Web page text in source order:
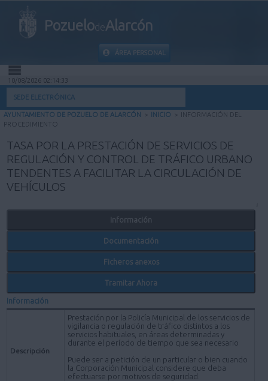
PozuelodeAlarcón
ÁREA PERSONAL
INICIO
INFORMACIÓN PÚBLICA
MI CARPETA
INFORMACIÓN MUNICIPAL
AYUDA
10/08/2026 02:14:33
SEDE ELECTRÓNICA
AYUNTAMIENTO DE POZUELO DE ALARCÓN > INICIO > INFORMACIÓN DEL
PROCEDIMIENTO
TASA POR LA PRESTACIÓN DE SERVICIOS DE
REGULACIÓN Y CONTROL DE TRÁFICO URBANO
TENDENTES A FACILITAR LA CIRCULACIÓN DE
VEHÍCULOS
Información
Documentación
Ficheros anexos
Tramitar Ahora
Información
Descripción
Prestación por la Policía Municipal de los servicios de
vigilancia o regulación de tráfico distintos a los
servicios habituales, en áreas determinadas y
durante el período de tiempo que sea necesario
Puede ser a petición de un particular o bien cuando
la Corporación Municipal considere que deba
efectuarse por motivos de seguridad.